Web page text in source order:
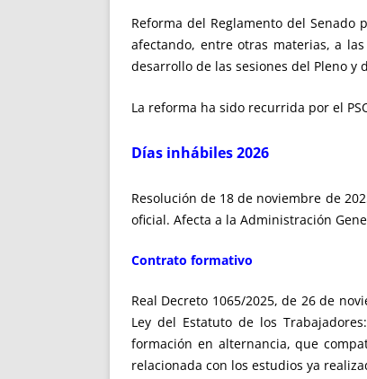
Reforma del Reglamento del
afectando, entre otras materias, a
desarrollo de las sesiones del Pleno
La reforma ha sido recurrida por el
Días inhábiles 2026
Resolución de 18 de noviembre de
oficial. Afecta a la Administración
Contrato formativo
Real Decreto 1065/2025, de 26 de
Ley del Estatuto de los
formación en alternancia, que
relacionada con los estudios ya